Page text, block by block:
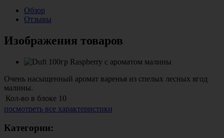
Обзор
Отзывы
Изображения товаров
Очень насыщенный аромат варенья из спелых лесных ягод
малины.
Кол-во в блоке 10
посмотреть все характеристики
Категории: